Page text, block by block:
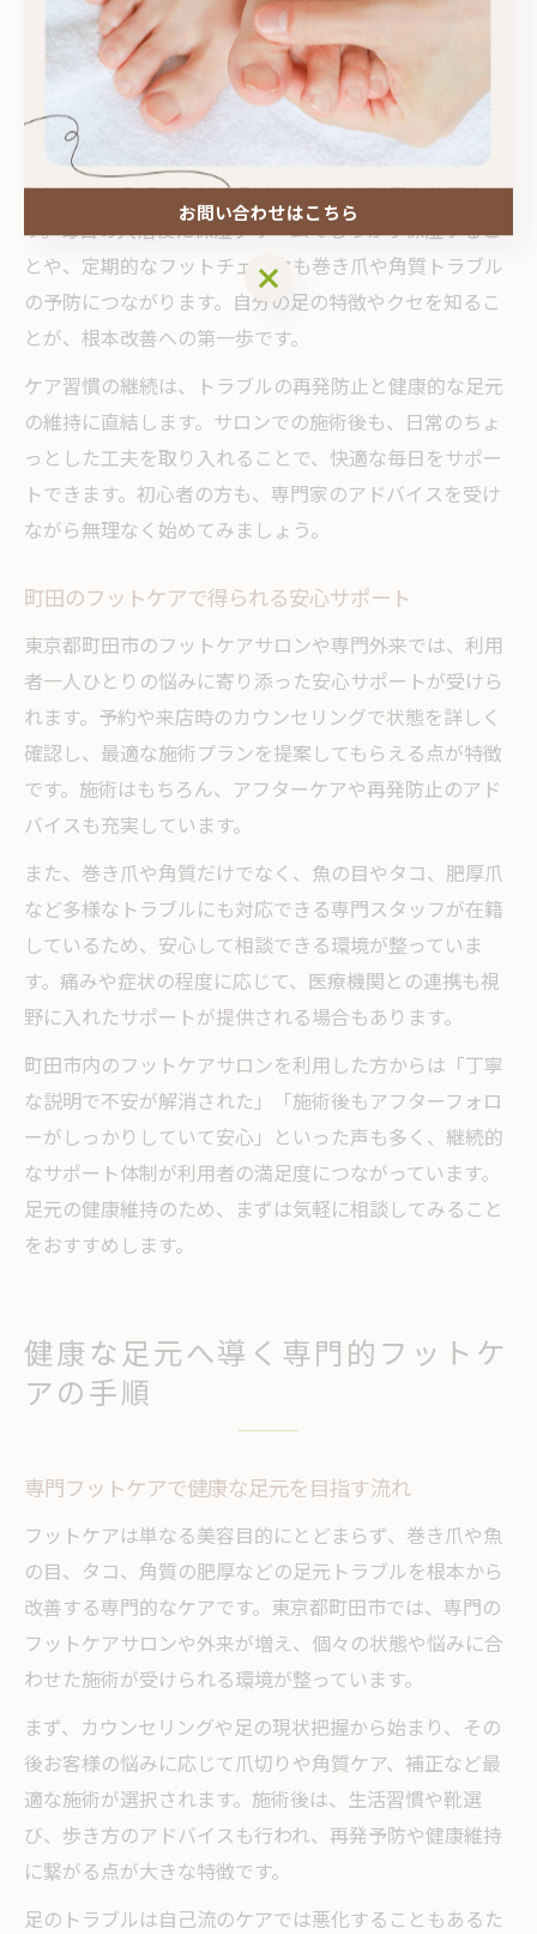
の原因になります。町田のフットケアサロンでは、施術
だけでなく正しいホームケア方法の指導も行っていま
す。
さらに、足に合った靴を選び、長時間の立ち仕事や歩行
時には足の負担を軽減するインソールの利用も効果的で
す。毎日の入浴後に保湿クリームでしっかり保湿するこ
とや、定期的なフットチェックも巻き爪や角質トラブル
の予防につながります。自分の足の特徴やクセを知るこ
とが、根本改善への第一歩です。
ケア習慣の継続は、トラブルの再発防止と健康的な足元
の維持に直結します。サロンでの施術後も、日常のちょ
っとした工夫を取り入れることで、快適な毎日をサポー
トできます。初心者の方も、専門家のアドバイスを受け
ながら無理なく始めてみましょう。
町田のフットケアで得られる安心サポート
東京都町田市のフットケアサロンや専門外来では、利用
者一人ひとりの悩みに寄り添った安心サポートが受けら
れます。予約や来店時のカウンセリングで状態を詳しく
確認し、最適な施術プランを提案してもらえる点が特徴
です。施術はもちろん、アフターケアや再発防止のアド
バイスも充実しています。
また、巻き爪や角質だけでなく、魚の目やタコ、肥厚爪
など多様なトラブルにも対応できる専門スタッフが在籍
しているため、安心して相談できる環境が整っていま
す。痛みや症状の程度に応じて、医療機関との連携も視
野に入れたサポートが提供される場合もあります。
町田市内のフットケアサロンを利用した方からは「丁寧
な説明で不安が解消された」「施術後もアフターフォロ
ーがしっかりしていて安心」といった声も多く、継続的
なサポート体制が利用者の満足度につながっています。
足元の健康維持のため、まずは気軽に相談してみること
をおすすめします。
健康な足元へ導く専門的フットケ
アの手順
専門フットケアで健康な足元を目指す流れ
フットケアは単なる美容目的にとどまらず、巻き爪や魚
の目、タコ、角質の肥厚などの足元トラブルを根本から
改善する専門的なケアです。東京都町田市では、専門の
フットケアサロンや外来が増え、個々の状態や悩みに合
わせた施術が受けられる環境が整っています。
まず、カウンセリングや足の現状把握から始まり、その
後お客様の悩みに応じて爪切りや角質ケア、補正など最
適な施術が選択されます。施術後は、生活習慣や靴選
び、歩き方のアドバイスも行われ、再発予防や健康維持
に繋がる点が大きな特徴です。
足のトラブルは自己流のケアでは悪化することもあるた
お問い合わせはこちら
お問い合わせはこちら